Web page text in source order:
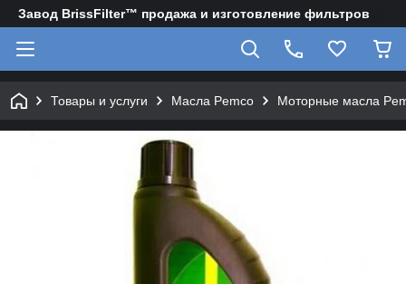
Завод BrissFilter™ продажа и изготовление фильтров
Товары и услуги Масла Pemco Моторные масла